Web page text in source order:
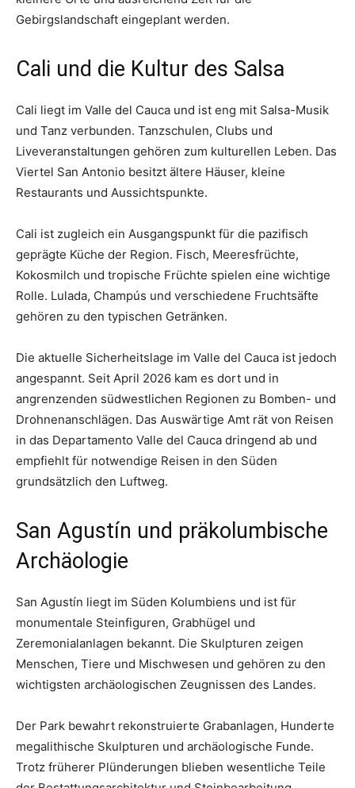
Gebirgslandschaft eingeplant werden.
Cali und die Kultur des Salsa
Cali liegt im Valle del Cauca und ist eng mit Salsa-Musik
und Tanz verbunden. Tanzschulen, Clubs und
Liveveranstaltungen gehören zum kulturellen Leben. Das
Viertel San Antonio besitzt ältere Häuser, kleine
Restaurants und Aussichtspunkte.
Cali ist zugleich ein Ausgangspunkt für die pazifisch
geprägte Küche der Region. Fisch, Meeresfrüchte,
Kokosmilch und tropische Früchte spielen eine wichtige
Rolle. Lulada, Champús und verschiedene Fruchtsäfte
gehören zu den typischen Getränken.
Die aktuelle Sicherheitslage im Valle del Cauca ist jedoch
angespannt. Seit April 2026 kam es dort und in
angrenzenden südwestlichen Regionen zu Bomben- und
Drohnenanschlägen. Das Auswärtige Amt rät von Reisen
in das Departamento Valle del Cauca dringend ab und
empfiehlt für notwendige Reisen in den Süden
grundsätzlich den Luftweg.
San Agustín und präkolumbische
Archäologie
San Agustín liegt im Süden Kolumbiens und ist für
monumentale Steinfiguren, Grabhügel und
Zeremonialanlagen bekannt. Die Skulpturen zeigen
Menschen, Tiere und Mischwesen und gehören zu den
wichtigsten archäologischen Zeugnissen des Landes.
Der Park bewahrt rekonstruierte Grabanlagen, Hunderte
megalithische Skulpturen und archäologische Funde.
Trotz früherer Plünderungen blieben wesentliche Teile